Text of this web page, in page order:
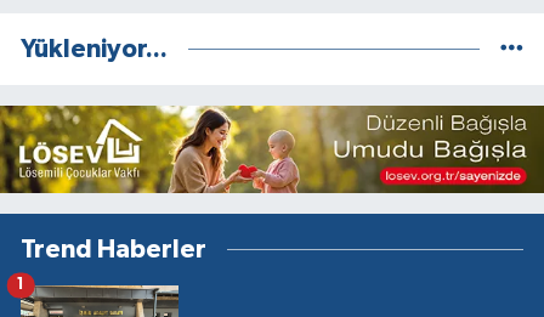
Yükleniyor...
Trend Haberler
1